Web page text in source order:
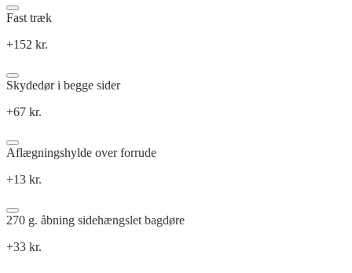
Fast træk
+152 kr.
Skydedør i begge sider
+67 kr.
Aflægningshylde over forrude
+13 kr.
270 g. åbning sidehængslet bagdøre
+33 kr.